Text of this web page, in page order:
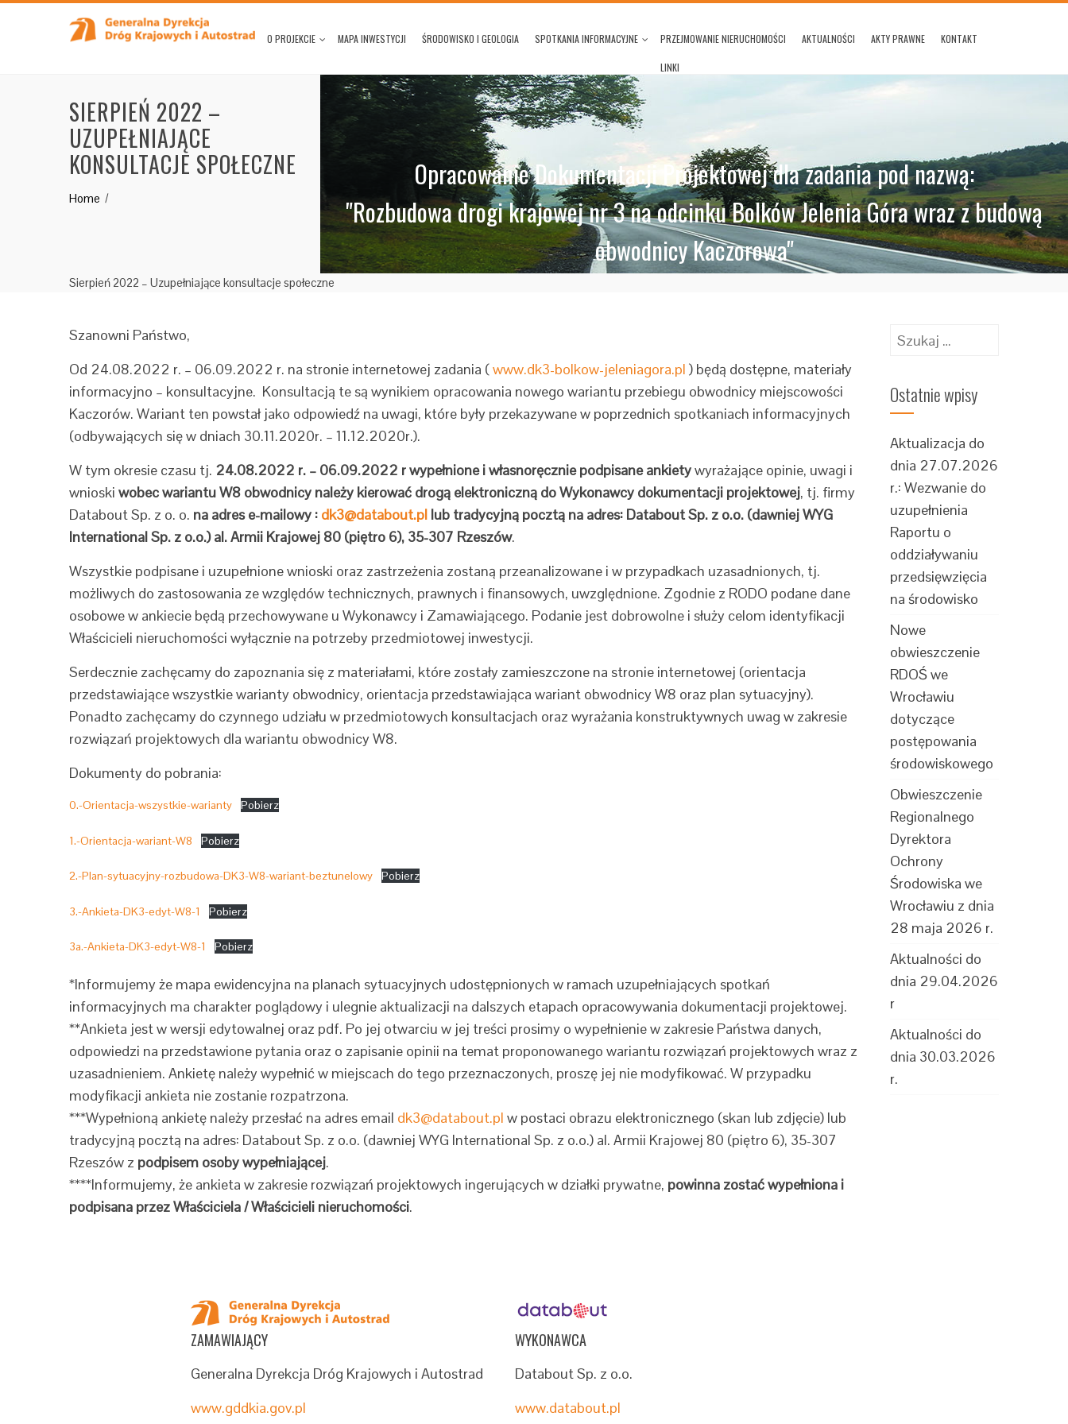
O PROJEKCIE MAPA INWESTYCJI ŚRODOWISKO I GEOLOGIA SPOTKANIA INFORMACYJNE PRZEJMOWANIE NIERUCHOMOŚCI AKTUALNOŚCI AKTY PRAWNE KONTAKT
LINKI
Opracowanie Dokumentacji Projektowej dla zadania pod nazwą:
"Rozbudowa drogi krajowej nr 3 na odcinku Bolków Jelenia Góra wraz z budową
obwodnicy Kaczorowa"
SIERPIEŃ 2022 –
UZUPEŁNIAJĄCE
KONSULTACJE SPOŁECZNE
Home
Sierpień 2022 – Uzupełniające konsultacje społeczne
Szanowni Państwo,
Od 24.08.2022 r. – 06.09.2022 r. na stronie internetowej zadania (www.dk3-bolkow-jeleniagora.pl ) będą dostępne, materiały
informacyjno – konsultacyjne. Konsultacją te są wynikiem opracowania nowego wariantu przebiegu obwodnicy miejscowości
Kaczorów. Wariant ten powstał jako odpowiedź na uwagi, które były przekazywane w poprzednich spotkaniach informacyjnych
(odbywających się w dniach 30.11.2020r. – 11.12.2020r.).
W tym okresie czasu tj. 24.08.2022 r. – 06.09.2022 r wypełnione i własnoręcznie podpisane ankietywyrażające opinie, uwagi i
wnioski wobec wariantu W8 obwodnicy należy kierować drogą elektroniczną do Wykonawcy dokumentacji projektowej, tj. firmy
Databout Sp. z o. o. na adres e-mailowy : dk3@databout.pl lub tradycyjną pocztą na adres: Databout Sp. z o.o. (dawniej WYG
International Sp. z o.o.) al. Armii Krajowej 80 (piętro 6), 35-307 Rzeszów.
Wszystkie podpisane i uzupełnione wnioski oraz zastrzeżenia zostaną przeanalizowane i w przypadkach uzasadnionych, tj.
możliwych do zastosowania ze względów technicznych, prawnych i finansowych, uwzględnione. Zgodnie z RODO podane dane
osobowe w ankiecie będą przechowywane u Wykonawcy i Zamawiającego. Podanie jest dobrowolne i służy celom identyfikacji
Właścicieli nieruchomości wyłącznie na potrzeby przedmiotowej inwestycji.
Serdecznie zachęcamy do zapoznania się z materiałami, które zostały zamieszczone na stronie internetowej (orientacja
przedstawiające wszystkie warianty obwodnicy, orientacja przedstawiająca wariant obwodnicy W8 oraz plan sytuacyjny).
Ponadto zachęcamy do czynnego udziału w przedmiotowych konsultacjach oraz wyrażania konstruktywnych uwag w zakresie
rozwiązań projektowych dla wariantu obwodnicy W8.
Dokumenty do pobrania:
0.-Orientacja-wszystkie-warianty Pobierz
1.-Orientacja-wariant-W8 Pobierz
2.-Plan-sytuacyjny-rozbudowa-DK3-W8-wariant-beztunelowy Pobierz
3.-Ankieta-DK3-edyt-W8-1 Pobierz
3a.-Ankieta-DK3-edyt-W8-1 Pobierz
*Informujemy że mapa ewidencyjna na planach sytuacyjnych udostępnionych w ramach uzupełniających spotkań
informacyjnych ma charakter poglądowy i ulegnie aktualizacji na dalszych etapach opracowywania dokumentacji projektowej.
**Ankieta jest w wersji edytowalnej oraz pdf. Po jej otwarciu w jej treści prosimy o wypełnienie w zakresie Państwa danych,
odpowiedzi na przedstawione pytania oraz o zapisanie opinii na temat proponowanego wariantu rozwiązań projektowych wraz z
uzasadnieniem. Ankietę należy wypełnić w miejscach do tego przeznaczonych, proszę jej nie modyfikować. W przypadku
modyfikacji ankieta nie zostanie rozpatrzona.
***Wypełnioną ankietę należy przesłać na adres email dk3@databout.pl w postaci obrazu elektronicznego (skan lub zdjęcie) lub
tradycyjną pocztą na adres: Databout Sp. z o.o. (dawniej WYG International Sp. z o.o.) al. Armii Krajowej 80 (piętro 6), 35-307
Rzeszów z podpisem osoby wypełniającej.
****Informujemy, że ankieta w zakresie rozwiązań projektowych ingerujących w działki prywatne, powinna zostać wypełniona i
podpisana przez Właściciela / Właścicieli nieruchomości.
Szukaj:
Ostatnie wpisy
Aktualizacja do
dnia 27.07.2026
r.: Wezwanie do
uzupełnienia
Raportu o
oddziaływaniu
przedsięwzięcia
na środowisko
Nowe
obwieszczenie
RDOŚ we
Wrocławiu
dotyczące
postępowania
środowiskowego
Obwieszczenie
Regionalnego
Dyrektora
Ochrony
Środowiska we
Wrocławiu z dnia
28 maja 2026 r.
Aktualności do
dnia 29.04.2026
r
Aktualności do
dnia 30.03.2026
r.
ZAMAWIAJĄCY
Generalna Dyrekcja Dróg Krajowych i Autostrad
www.gddkia.gov.pl
WYKONAWCA
Databout Sp. z o.o.
www.databout.pl